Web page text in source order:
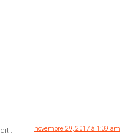
dit : novembre 29, 2017 à 1:09 am